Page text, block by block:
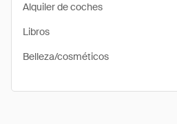
Alquiler de coches
Libros
Belleza/cosméticos